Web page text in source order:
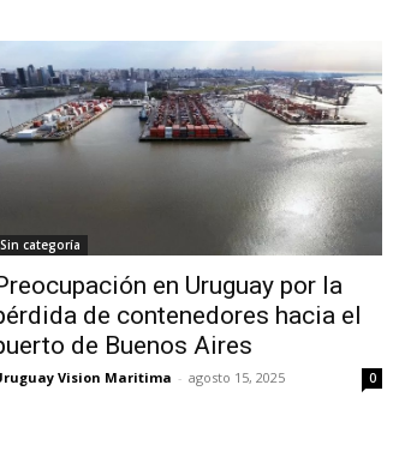
Sin categoría
en Uruguay por la
de contenedores hacia el
de Buenos Aires
Vision Maritima - agosto 15, 2025 0